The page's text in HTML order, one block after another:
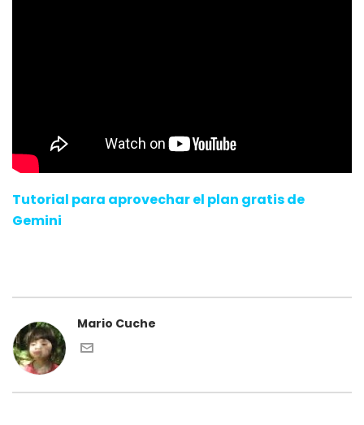
Tutorial para aprovechar el plan gratis de
Gemini
Mario Cuche